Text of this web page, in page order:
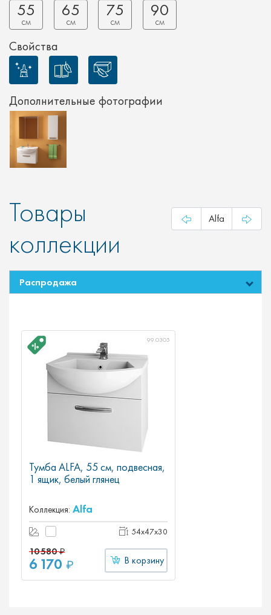
55
см
65
см
75
см
90
см
Свойства
Дополнительные фотографии
Товары
коллекции
Alfa
Распродажа
99.0305
Тумба ALFA, 55 см, подвесная,
1 ящик, белый глянец
Коллекция: Alfa
54x47x30
10 580₽
6 170 ₽ В корзину